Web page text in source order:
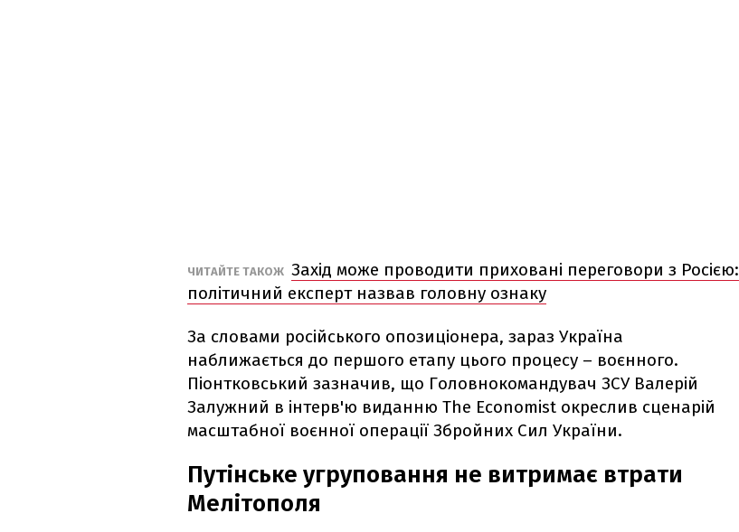
ЧИТАЙТЕ ТАКОЖ Захід може проводити приховані переговори з Росією:
політичний експерт назвав головну ознаку
За словами російського опозиціонера, зараз Україна
наближається до першого етапу цього процесу – воєнного.
Піонтковський зазначив, що Головнокомандувач ЗСУ Валерій
Залужний в інтерв'ю виданню The Economist окреслив сценарій
масштабної воєнної операції Збройних Сил України.
Путінське угруповання не витримає втрати
Мелітополя